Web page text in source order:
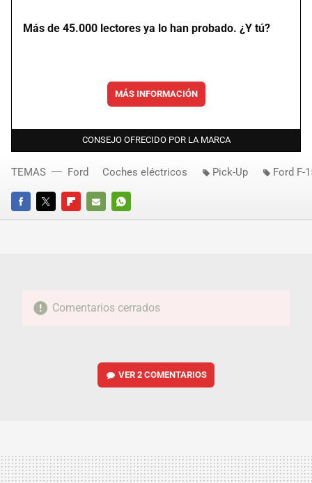
Más de 45.000 lectores ya lo han probado. ¿Y tú?
MÁS INFORMACIÓN
CONSEJO OFRECIDO POR LA MARCA
FACEBOOKTWITTERFLIPBOARD
E-
WHATSAPP
TEMAS Ford Coches eléctricos Pick-Up Ford F-
Comentarios cerrados
VER2 COMENTARIOS